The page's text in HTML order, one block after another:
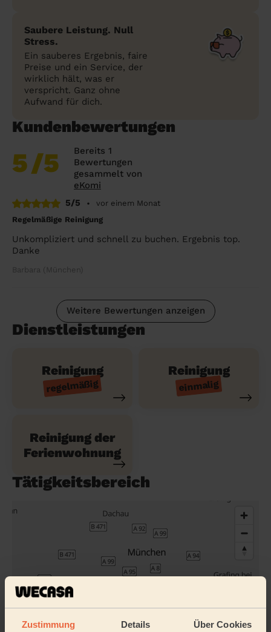
Zustimmung Details Über Cookies
Saubere Leistung. Null
Stress.
Ein sauberes Ergebnis, faire
Preise und ein Service, der
wirklich hält, was er
verspricht. Ganz ohne
Aufwand für dich.
Kundenbewertungen
5/5
Bereits 1
Bewertungen
gesammelt von
eKomi
5/5
•
vor einem Monat
Regelmäßige Reinigung
Unkompliziert und schnell zu buchen. Ergebnis top.
Danke
Barbara (München)
Weitere Bewertungen anzeigen
Dienstleistungen
Reinigung
regelmäßig
Reinigung
einmalig
Reinigung der
Ferienwohnung
Tätigkeitsbereich